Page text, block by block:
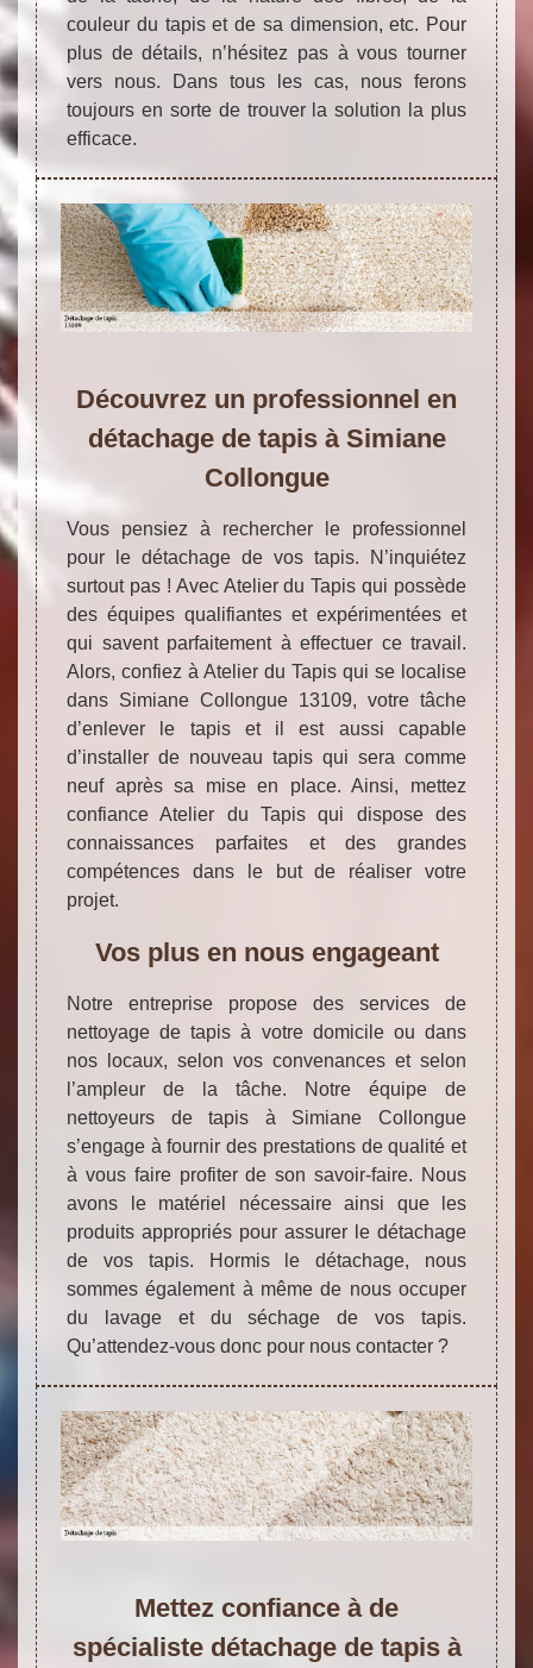
couleur du tapis et de sa dimension, etc. Pour
plus de détails, n’hésitez pas à vous tourner
vers nous. Dans tous les cas, nous ferons
toujours en sorte de trouver la solution la plus
efficace.
Découvrez un professionnel en
détachage de tapis à Simiane
Collongue
Vous pensiez à rechercher le professionnel
pour le détachage de vos tapis. N’inquiétez
surtout pas ! Avec Atelier du Tapis qui possède
des équipes qualifiantes et expérimentées et
qui savent parfaitement à effectuer ce travail.
Alors, confiez à Atelier du Tapis qui se localise
dans Simiane Collongue 13109, votre tâche
d’enlever le tapis et il est aussi capable
d’installer de nouveau tapis qui sera comme
neuf après sa mise en place. Ainsi, mettez
confiance Atelier du Tapis qui dispose des
connaissances parfaites et des grandes
compétences dans le but de réaliser votre
projet.
Vos plus en nous engageant
Notre entreprise propose des services de
nettoyage de tapis à votre domicile ou dans
nos locaux, selon vos convenances et selon
l’ampleur de la tâche. Notre équipe de
nettoyeurs de tapis à Simiane Collongue
s’engage à fournir des prestations de qualité et
à vous faire profiter de son savoir-faire. Nous
avons le matériel nécessaire ainsi que les
produits appropriés pour assurer le détachage
de vos tapis. Hormis le détachage, nous
sommes également à même de nous occuper
du lavage et du séchage de vos tapis.
Qu’attendez-vous donc pour nous contacter ?
Mettez confiance à de
spécialiste détachage de tapis à